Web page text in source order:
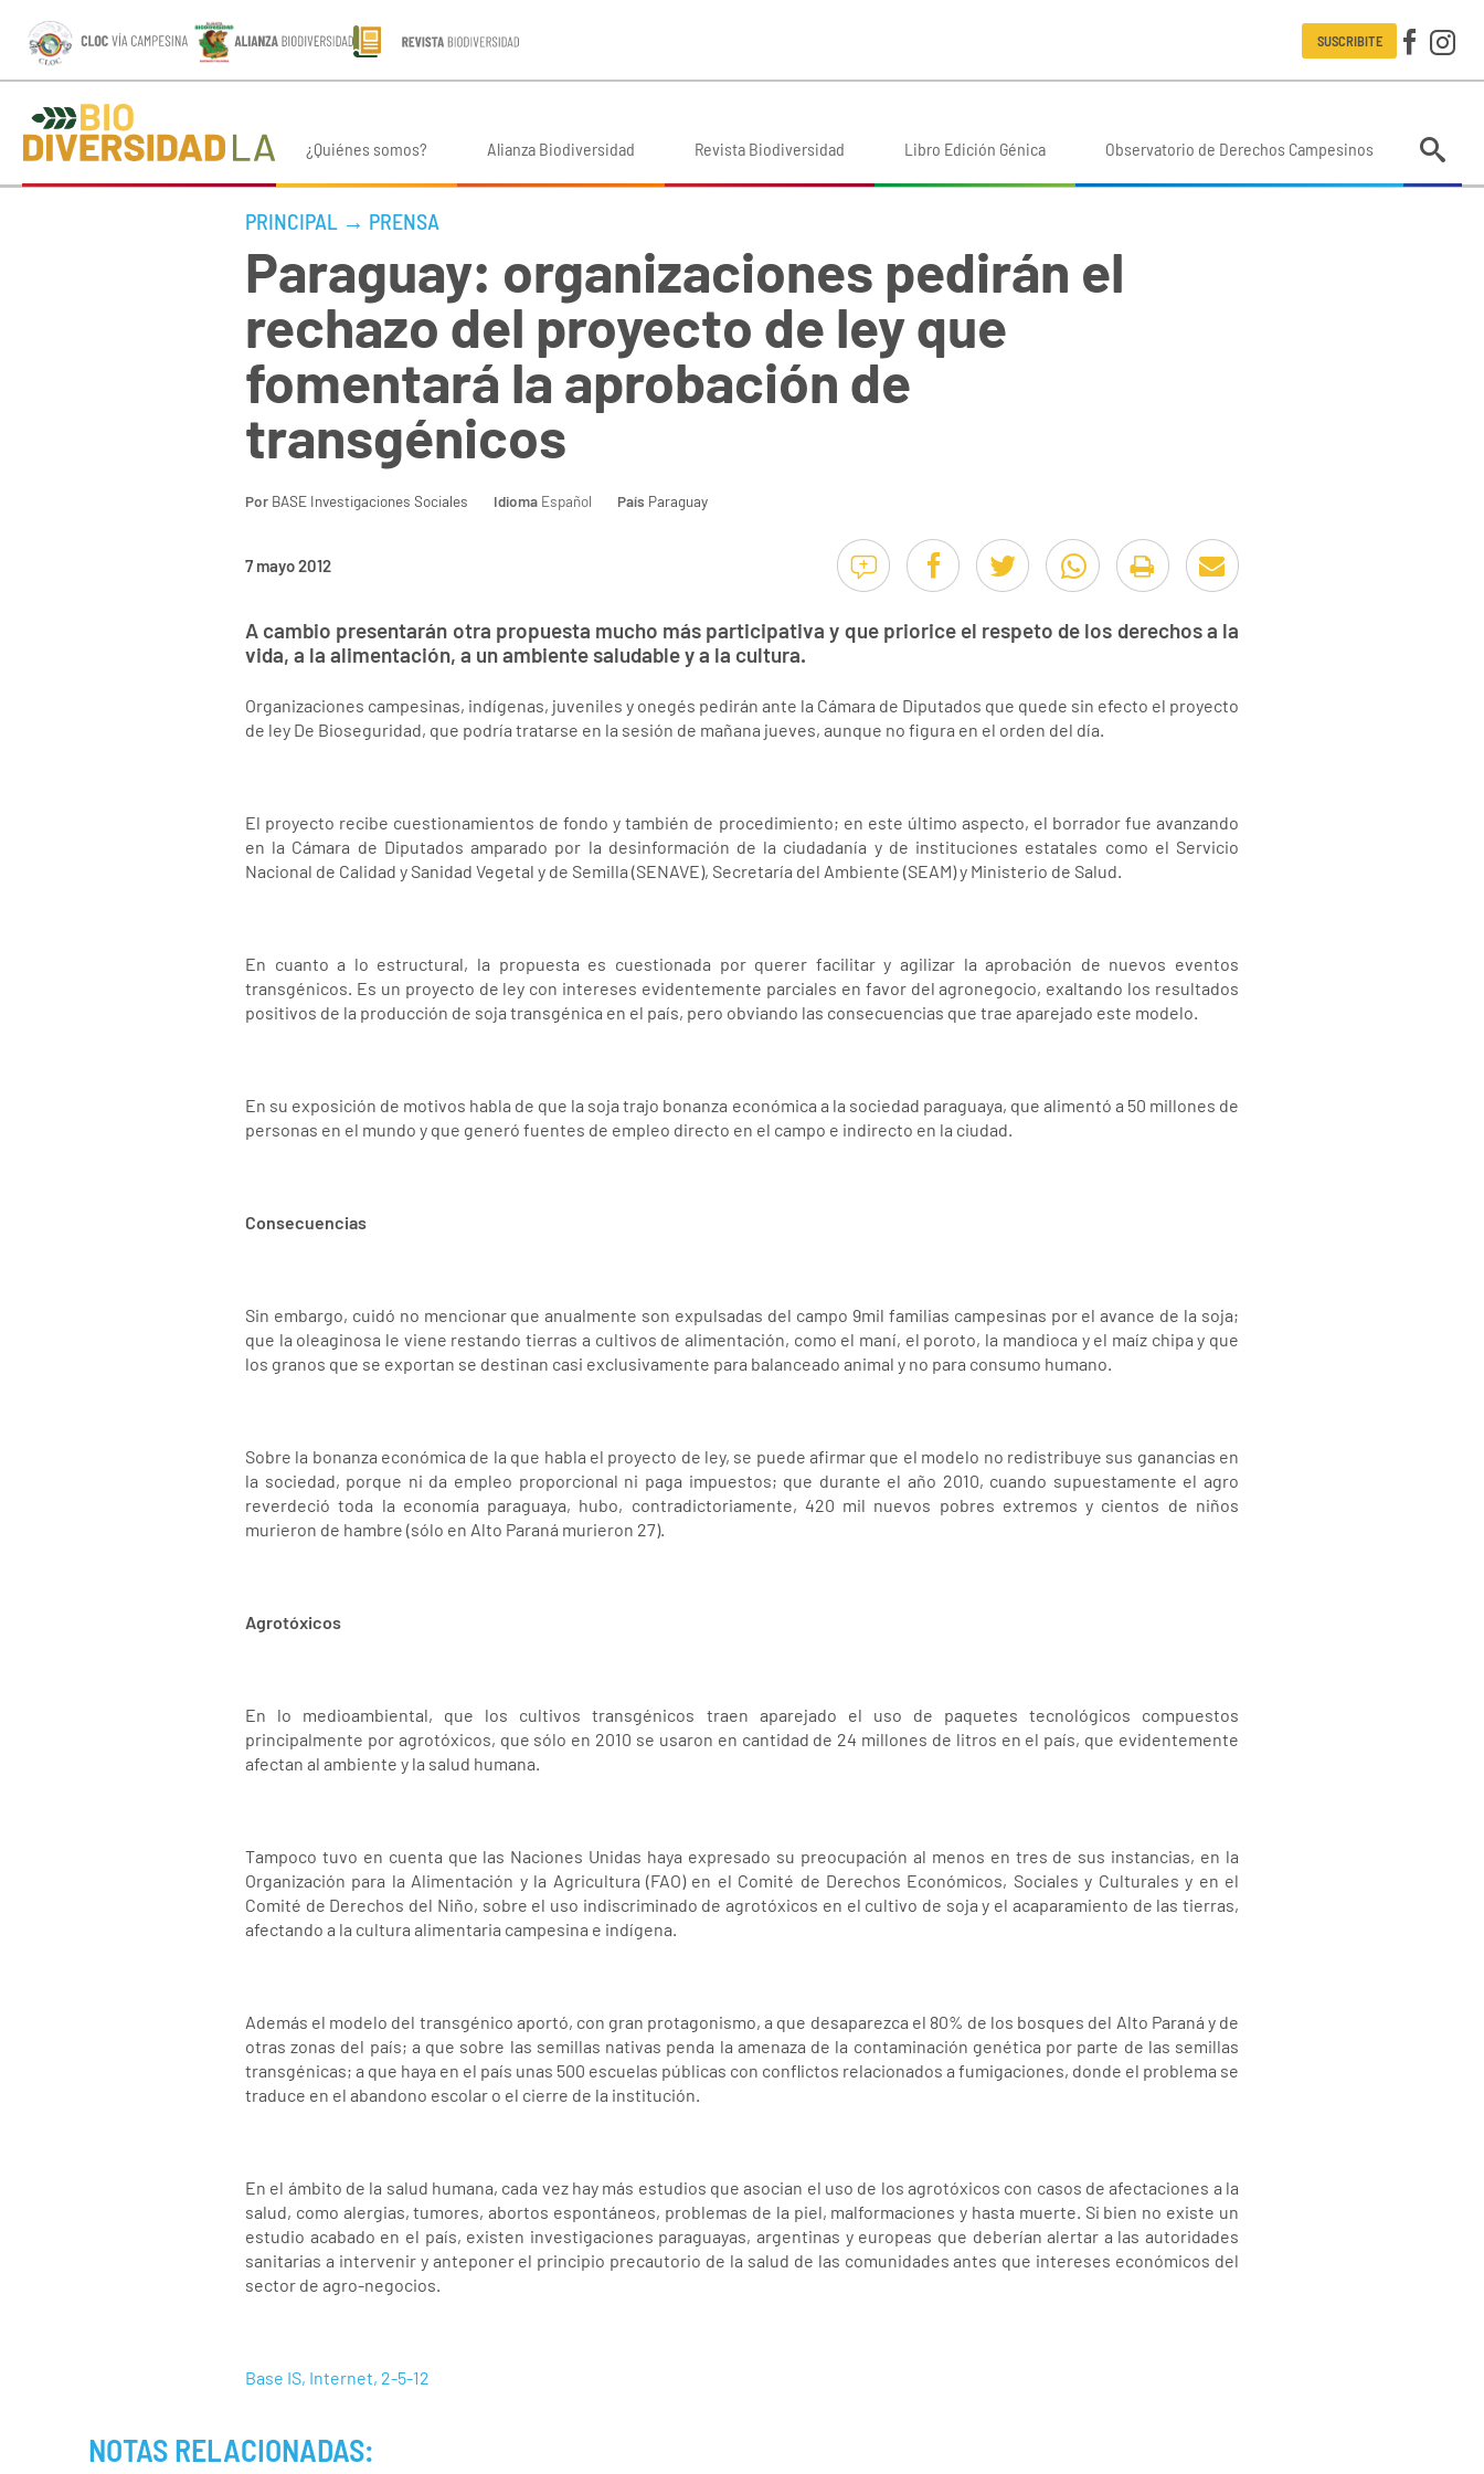
SUSCRIBITE
¿Quiénes somos? Alianza Biodiversidad Revista Biodiversidad Libro Edición Génica Observatorio de Derechos Campesinos
PRINCIPAL → PRENSA
Paraguay: organizaciones pedirán el
rechazo del proyecto de ley que
fomentará la aprobación de
transgénicos
Por BASE Investigaciones Sociales Idioma Español País Paraguay
7 mayo 2012
A cambio presentarán otra propuesta mucho más participativa y que priorice el respeto de los derechos a la
vida, a la alimentación, a un ambiente saludable y a la cultura.
Organizaciones campesinas, indígenas, juveniles y onegés pedirán ante la Cámara de Diputados que quede sin efecto el proyecto
de ley De Bioseguridad, que podría tratarse en la sesión de mañana jueves, aunque no figura en el orden del día.
El proyecto recibe cuestionamientos de fondo y también de procedimiento; en este último aspecto, el borrador fue avanzando
en la Cámara de Diputados amparado por la desinformación de la ciudadanía y de instituciones estatales como el Servicio
Nacional de Calidad y Sanidad Vegetal y de Semilla (SENAVE), Secretaría del Ambiente (SEAM) y Ministerio de Salud.
En cuanto a lo estructural, la propuesta es cuestionada por querer facilitar y agilizar la aprobación de nuevos eventos
transgénicos. Es un proyecto de ley con intereses evidentemente parciales en favor del agronegocio, exaltando los resultados
positivos de la producción de soja transgénica en el país, pero obviando las consecuencias que trae aparejado este modelo.
En su exposición de motivos habla de que la soja trajo bonanza económica a la sociedad paraguaya, que alimentó a 50 millones de
personas en el mundo y que generó fuentes de empleo directo en el campo e indirecto en la ciudad.
Consecuencias
Sin embargo, cuidó no mencionar que anualmente son expulsadas del campo 9mil familias campesinas por el avance de la soja;
que la oleaginosa le viene restando tierras a cultivos de alimentación, como el maní, el poroto, la mandioca y el maíz chipa y que
los granos que se exportan se destinan casi exclusivamente para balanceado animal y no para consumo humano.
Sobre la bonanza económica de la que habla el proyecto de ley, se puede afirmar que el modelo no redistribuye sus ganancias en
la sociedad, porque ni da empleo proporcional ni paga impuestos; que durante el año 2010, cuando supuestamente el agro
reverdeció toda la economía paraguaya, hubo, contradictoriamente, 420 mil nuevos pobres extremos y cientos de niños
murieron de hambre (sólo en Alto Paraná murieron 27).
Agrotóxicos
En lo medioambiental, que los cultivos transgénicos traen aparejado el uso de paquetes tecnológicos compuestos
principalmente por agrotóxicos, que sólo en 2010 se usaron en cantidad de 24 millones de litros en el país, que evidentemente
afectan al ambiente y la salud humana.
Tampoco tuvo en cuenta que las Naciones Unidas haya expresado su preocupación al menos en tres de sus instancias, en la
Organización para la Alimentación y la Agricultura (FAO) en el Comité de Derechos Económicos, Sociales y Culturales y en el
Comité de Derechos del Niño, sobre el uso indiscriminado de agrotóxicos en el cultivo de soja y el acaparamiento de las tierras,
afectando a la cultura alimentaria campesina e indígena.
Además el modelo del transgénico aportó, con gran protagonismo, a que desaparezca el 80% de los bosques del Alto Paraná y de
otras zonas del país; a que sobre las semillas nativas penda la amenaza de la contaminación genética por parte de las semillas
transgénicas; a que haya en el país unas 500 escuelas públicas con conflictos relacionados a fumigaciones, donde el problema se
traduce en el abandono escolar o el cierre de la institución.
En el ámbito de la salud humana, cada vez hay más estudios que asocian el uso de los agrotóxicos con casos de afectaciones a la
salud, como alergias, tumores, abortos espontáneos, problemas de la piel, malformaciones y hasta muerte. Si bien no existe un
estudio acabado en el país, existen investigaciones paraguayas, argentinas y europeas que deberían alertar a las autoridades
sanitarias a intervenir y anteponer el principio precautorio de la salud de las comunidades antes que intereses económicos del
sector de agro-negocios.
Base IS, Internet, 2-5-12
NOTAS RELACIONADAS: